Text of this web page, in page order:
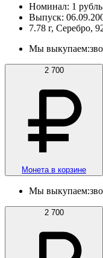
Номинал: 1 рубль
Выпуск:
7.78 г, Серебро,
Мы выкупаем:
2 700
Монета в корзине
Мы выкупаем:
2 700